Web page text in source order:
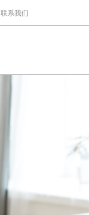
联系我们